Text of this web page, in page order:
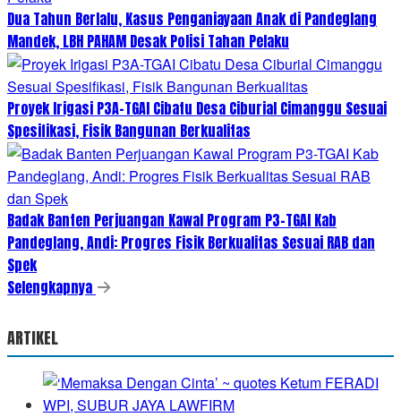
Dua Tahun Berlalu, Kasus Penganiayaan Anak di Pandeglang
Mandek, LBH PAHAM Desak Polisi Tahan Pelaku
Proyek Irigasi P3A-TGAI Cibatu Desa Ciburial Cimanggu Sesuai
Spesifikasi, Fisik Bangunan Berkualitas
Badak Banten Perjuangan Kawal Program P3-TGAI Kab
Pandeglang, Andi: Progres Fisik Berkualitas Sesuai RAB dan
Spek
Selengkapnya
ARTIKEL